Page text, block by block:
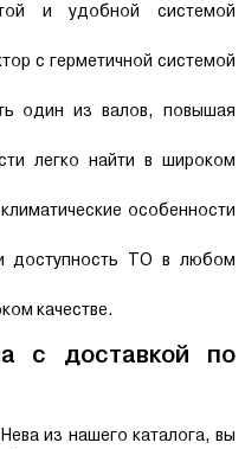
и удобной системой
с герметичной системой
один из валов, повышая
легко найти в широком
особенности
доступность ТО в любом
качестве.
с доставкой по
из нашего каталога, вы